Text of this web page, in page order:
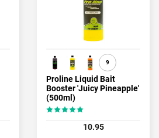
9
Proline Liquid Bait
Booster 'Juicy Pineapple'
(500ml)
10.95